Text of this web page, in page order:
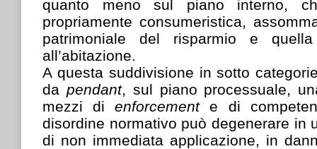
quanto meno sul piano interno,
propriamente consumeristica,
patrimoniale del risparmio e
all’abitazione.
A questa suddivisione in sotto
da pendant, sul piano processuale,
mezzi dienforcemente di
disordine normativo può degenerare in
di non immediata applicazione, in